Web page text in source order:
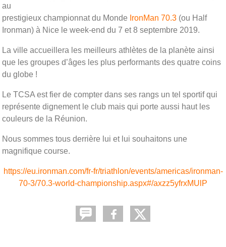
au
prestigieux championnat du Monde IronMan 70.3 (ou Half
Ironman) à Nice le week-end du 7 et 8 septembre 2019.
La ville accueillera les meilleurs athlètes de la planète ainsi
que les groupes d’âges les plus performants des quatre coins
du globe !
Le TCSA est fier de compter dans ses rangs un tel sportif qui
représente dignement le club mais qui porte aussi haut les
couleurs de la Réunion.
Nous sommes tous derrière lui et lui souhaitons une
magnifique course.
https://eu.ironman.com/fr-fr/triathlon/events/americas/ironman-
70-3/70.3-world-championship.aspx#/axzz5yfrxMUlP